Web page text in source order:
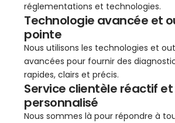
réglementations et technologies.
Technologie avancée et
pointe
Nous utilisons les technologies et
avancées pour fournir des
rapides, clairs et précis.
Service clientèle réactif et
personnalisé
Nous sommes là pour répondre à